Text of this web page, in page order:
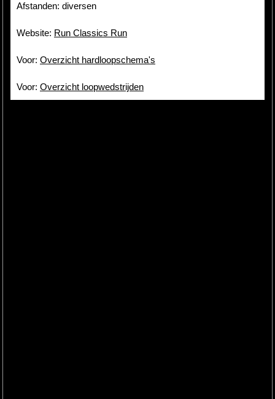
Afstanden: diversen
Website: Run Classics Run
Voor: Overzicht hardloopschema's
Voor: Overzicht loopwedstrijden